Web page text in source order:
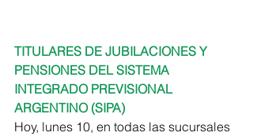
TITULARES DE JUBILACIONES Y
PENSIONES DEL SISTEMA
INTEGRADO PREVISIONAL
ARGENTINO (SIPA)
Hoy, lunes 10, en todas las sucursales